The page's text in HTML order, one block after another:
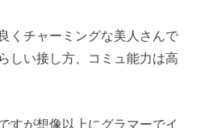
くチャーミングな美人さんで
しい接し方、コミュ能力は高
すが想像以上にグラマーでイ